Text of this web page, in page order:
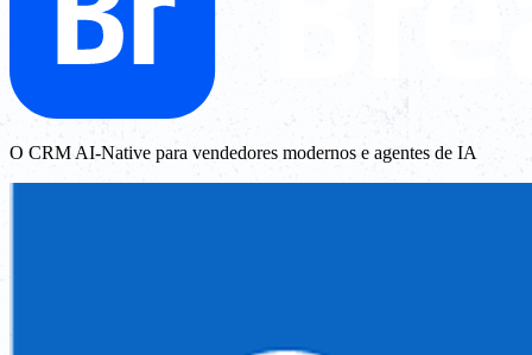
O CRM AI-Native para vendedores modernos e agentes de IA